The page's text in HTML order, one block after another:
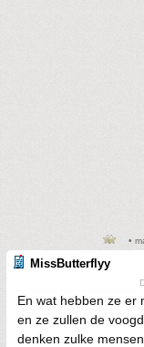
•
MissButterflyy
En wat hebben ze er
en ze zullen de
denken zulke